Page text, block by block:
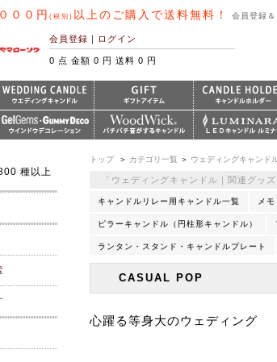
００円 (税別) 以上のご購入で送料無料！ 会員登録
会員登録 ｜ ログイン
0 点 金額 0 円 送料 0 円
トップ＞ カテゴリ一覧 ＞ ウェディングキャンド
「ウェディングキャンドル｜関連グッ
キャンドルリレー用キャンドル一覧 メ
ピラーキャンドル（円柱形キャンドル）
ランタン・スタンド・キャンドルプレート
CASUAL POP
心躍る等身大のウェディング
種以上